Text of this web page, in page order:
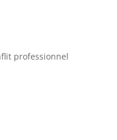
professionnel